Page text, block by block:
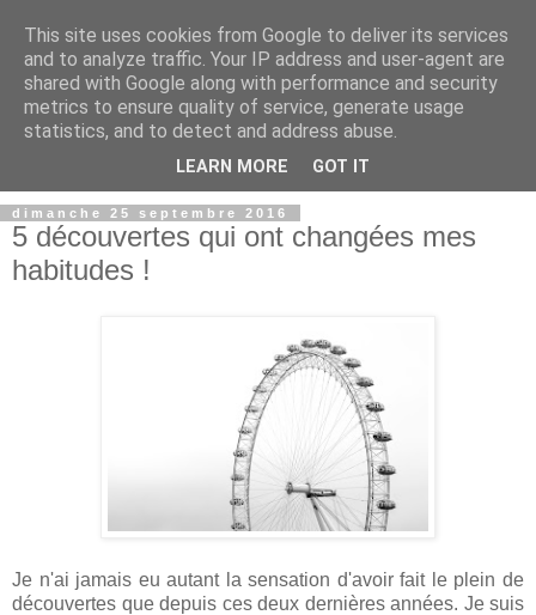
dimanche 25 septembre 2016
5 découvertes qui ont changées mes
habitudes !
Je n'ai jamais eu autant la sensation d'avoir fait le plein de
découvertes que depuis ces deux dernières années. Je suis
This site uses cookies from Google to deliver its services
and to analyze traffic. Your IP address and user-agent are
shared with Google along with performance and security
metrics to ensure quality of service, generate usage
statistics, and to detect and address abuse.
LEARN MORE GOT IT